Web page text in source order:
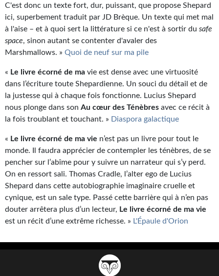
C'est donc un texte fort, dur, puissant, que propose Shepard
ici, superbement traduit par JD Brèque. Un texte qui met mal
à l'aise – et à quoi sert la littérature si ce n'est à sortir du safe
space, sinon autant se contenter d'avaler des
Marshmallows. » Quoi de neuf sur ma pile
« Le livre écorné de ma vie est dense avec une virtuosité
dans l’écriture toute Shepardienne. Un souci du détail et de
la justesse qui à chaque fois fonctionne. Lucius Shepard
nous plonge dans son Au cœur des Ténèbres avec ce récit à
la fois troublant et touchant. » Diaspora galactique
« Le livre écorné de ma vie n’est pas un livre pour tout le
monde. Il faudra apprécier de contempler les ténèbres, de se
pencher sur l’abîme pour y suivre un narrateur qui s’y perd.
On en ressort sali. Thomas Cradle, l’alter ego de Lucius
Shepard dans cette autobiographie imaginaire cruelle et
cynique, est un sale type. Passé cette barrière qui à n’en pas
douter arrêtera plus d’un lecteur, Le livre écorné de ma vie
est un récit d’une extrême richesse. » L'Épaule d'Orion